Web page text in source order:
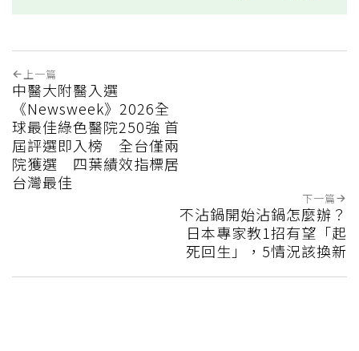
上一篇
中醫大附醫入選
《Newsweek》2026全
球最佳綠色醫院250強 首
屆評選即入榜 全台僅兩
院獲選 四葉績效指標居
台灣最佳
下一篇
不沾鍋開始沾鍋怎麼辦？
日本專家教1招有望「起
死回生」，5情況該換新